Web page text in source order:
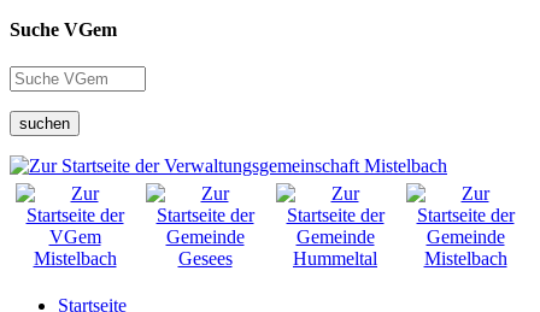
Suche VGem
suchen
Startseite